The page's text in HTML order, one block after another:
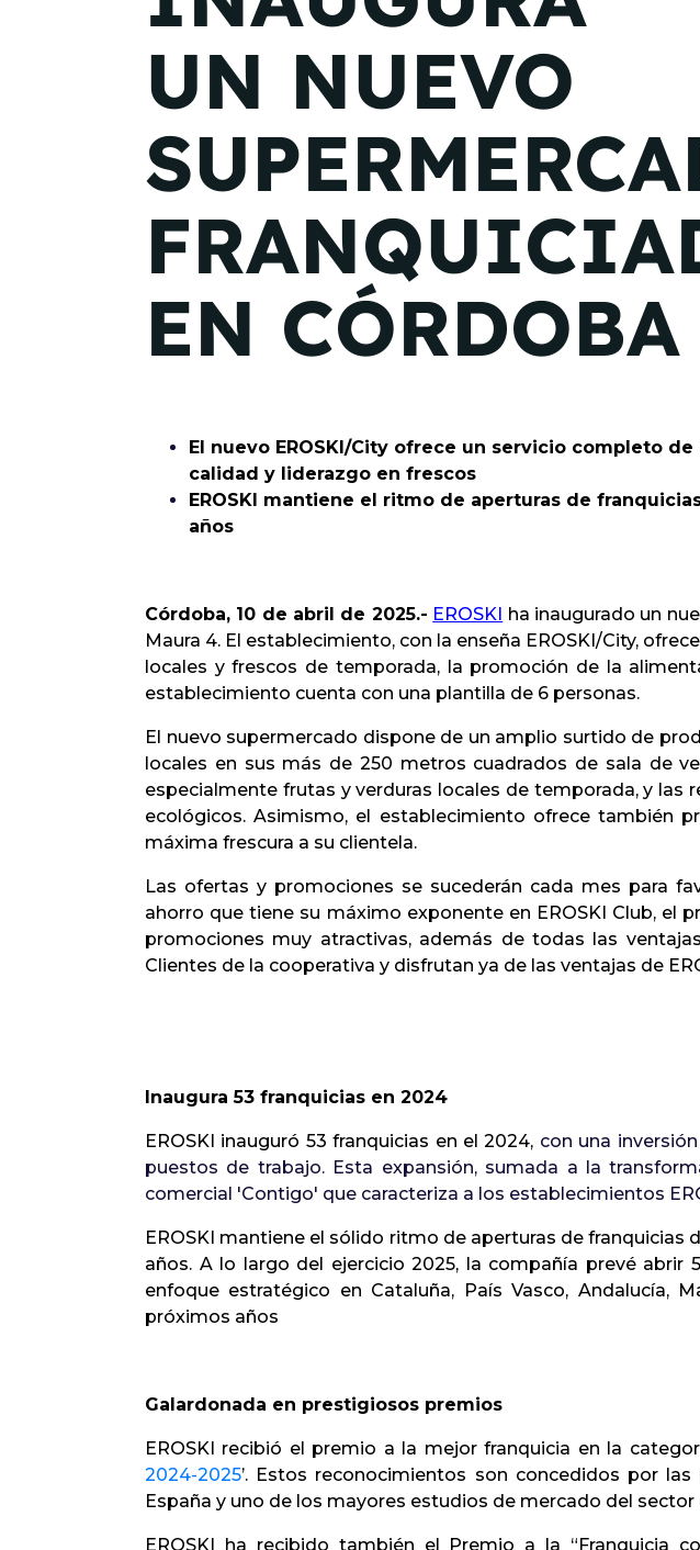
UN NUEVO
EN CÓRDOBA
El nuevo EROSKI/City ofrece un servicio completo
calidad y liderazgo en frescos
EROSKI mantiene el ritmo de aperturas de
años
Córdoba, 10 de abril de 2025.- EROSKI ha inaugurado un
Maura 4. El establecimiento, con la enseña EROSKI/City,
locales y frescos de temporada, la promoción de la
establecimiento cuenta con una plantilla de 6 personas.
El nuevo supermercado dispone de un amplio surtido de
locales en sus más de 250 metros cuadrados de sala de
especialmente frutas y verduras locales de temporada, y
ecológicos. Asimismo, el establecimiento ofrece también
máxima frescura a su clientela.
Las ofertas y promociones se sucederán cada mes para
ahorro que tiene su máximo exponente en EROSKI Club, el
promociones muy atractivas, además de todas las
Clientes de la cooperativa y disfrutan ya de las ventajas de
Inaugura 53 franquicias en 2024
EROSKI inauguró 53 franquicias en el 2024, con una
puestos de trabajo. Esta expansión, sumada a la
comercial 'Contigo' que caracteriza a los establecimientos
EROSKI mantiene el sólido ritmo de aperturas de
años. A lo largo del ejercicio 2025, la compañía prevé
enfoque estratégico en Cataluña, País Vasco, Andalucía,
próximos años
Galardonada en prestigiosos premios
EROSKI recibió el premio a la mejor franquicia en la
2024-2025’. Estos reconocimientos son concedidos por
España y uno de los mayores estudios de mercado del sector
EROSKI ha recibido también el Premio a la “Franquicia